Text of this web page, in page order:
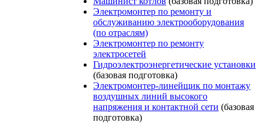
Электромонтер по ремонту и
обслуживанию электрооборудования
(по отраслям)
Электромонтер по ремонту
электросетей
Гидроэлектроэнергетические установки
(базовая подготовка)
Электромонтер-линейщик по монтажу
воздушных линий высокого
напряжения и контактной сети (базовая
подготовка)